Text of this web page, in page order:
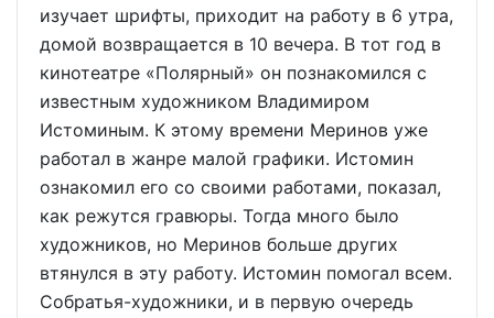
изучает шрифты, приходит на работу в 6 утра,
домой возвращается в 10 вечера. В тот год в
кинотеатре «Полярный» он познакомился с
известным художником Владимиром
Истоминым. К этому времени Меринов уже
работал в жанре малой графики. Истомин
ознакомил его со своими работами, показал,
как режутся гравюры. Тогда много было
художников, но Меринов больше других
втянулся в эту работу. Истомин помогал всем.
Собратья-художники, и в первую очередь